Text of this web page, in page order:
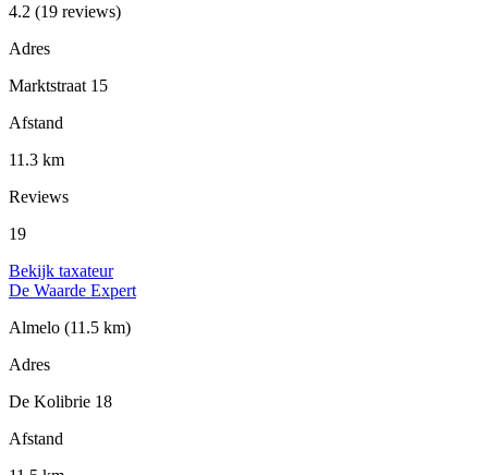
4.2 (19 reviews)
Adres
Marktstraat 15
Afstand
11.3 km
Reviews
19
Bekijk taxateur
De Waarde Expert
Almelo (11.5 km)
Adres
De Kolibrie 18
Afstand